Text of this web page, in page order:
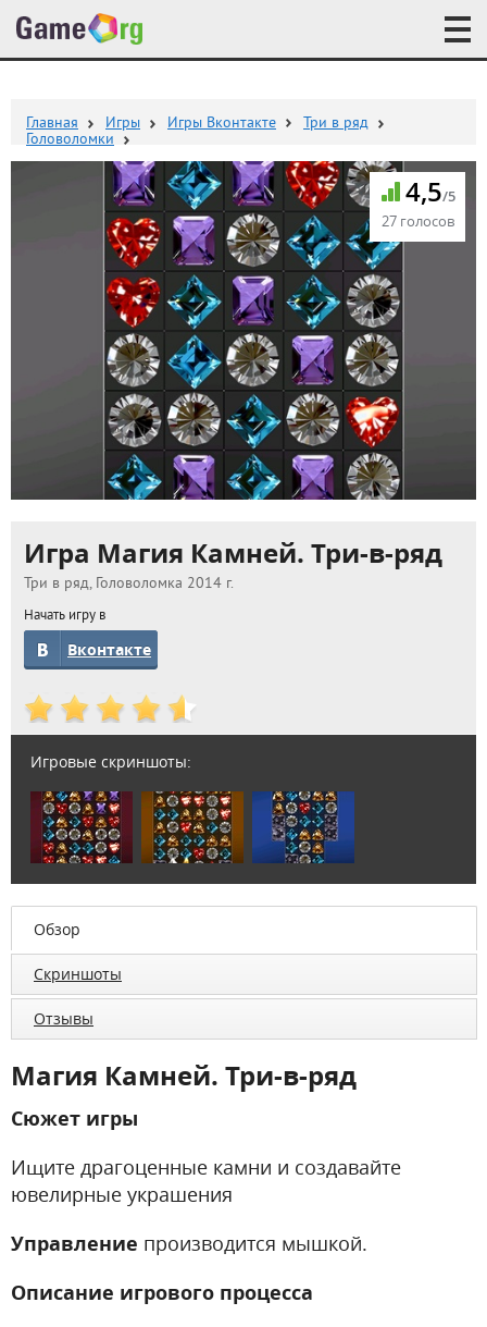
Главная Игры Игры Вконтакте
Три в ряд
Головоломки
4,5/5
27 голосов
Игра Магия Камней. Три-в-ряд
Три в ряд, Головоломка 2014 г.
Начать игру в
Вконтакте
Игровые скриншоты:
Обзор
Скриншоты
Отзывы
Магия Камней. Три-в-ряд
Сюжет игры
Ищите драгоценные камни и создавайте
ювелирные украшения
Управление производится мышкой.
Описание игрового процесса